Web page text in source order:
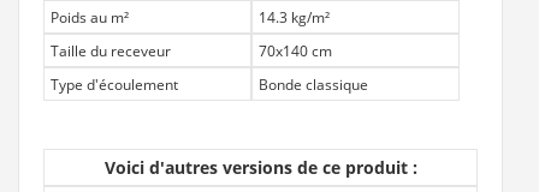
Poids au m²
14.3 kg/m²
Taille du receveur
70x140 cm
Type d'écoulement
Bonde classique
Voici d'autres versions de ce produit :